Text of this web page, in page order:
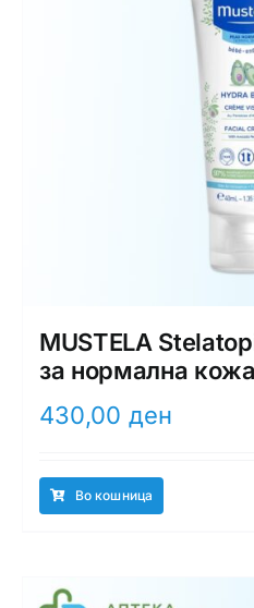
MUSTELA
за нормална кожа
430,00 ден
Во кошница